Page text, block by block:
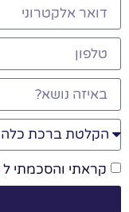
קראתי והסכמתי ל